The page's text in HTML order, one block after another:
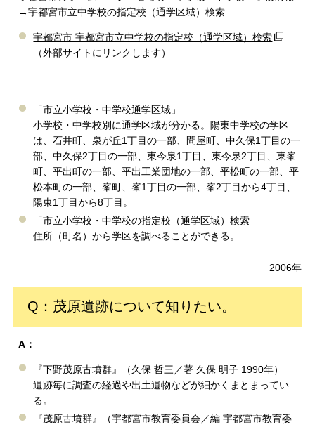
→宇都宮市立中学校の指定校（通学区域）検索
宇都宮市 宇都宮市立中学校の指定校（通学区域）検索
（外部サイトにリンクします）
「市立小学校・中学校通学区域」
小学校・中学校別に通学区域が分かる。陽東中学校の学区
は、石井町、泉が丘1丁目の一部、問屋町、中久保1丁目の一
部、中久保2丁目の一部、東今泉1丁目、東今泉2丁目、東峯
町、平出町の一部、平出工業団地の一部、平松町の一部、平
松本町の一部、峯町、峯1丁目の一部、峯2丁目から4丁目、
陽東1丁目から8丁目。
「市立小学校・中学校の指定校（通学区域）検索
住所（町名）から学区を調べることができる。
2006年
Q：茂原遺跡について知りたい。
A：
『下野茂原古墳群』（久保 哲三／著 久保 明子 1990年）
遺跡毎に調査の経過や出土遺物などが細かくまとまってい
る。
『茂原古墳群』（宇都宮市教育委員会／編 宇都宮市教育委